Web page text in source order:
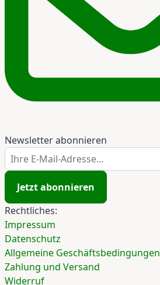
Newsletter abonnieren
Ihre E-Mail-Adresse...
Jetzt abonnieren
Rechtliches:
Impressum
Datenschutz
Allgemeine Geschäftsbedingungen
Zahlung und Versand
Widerruf